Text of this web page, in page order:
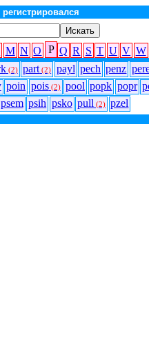
M N O P Q R S T U V W
(2) part (2) payl pech penz
poin pois(2) pool popk popr
psem psih psko pull (2) pzel